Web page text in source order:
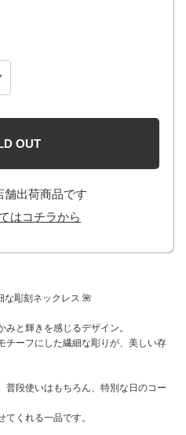
OUT
舗出荷商品です
はコチラから
な彫刻ネックレス 🌺
と輝きを感じるデザイン。
チーフにした繊細な彫りが、美しい存
普段使いはもちろん、特別な日のコー
くれる一品です。